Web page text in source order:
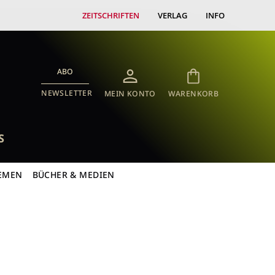
ZEITSCHRIFTEN VERLAG INFO
ABO
NEWSLETTER MEIN KONTO WARENKORB
BÜCHER & MEDIEN